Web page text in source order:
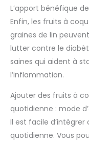
L’apport bénéfique
Enfin, les fruits à
graines de lin
lutter contre le
saines qui aident à
l’inflammation.
Ajouter des fruits à
quotidienne : mode
Il est facile
quotidienne. Vous